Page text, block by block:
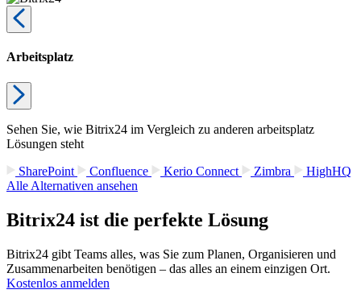
Arbeitsplatz
Sehen Sie, wie Bitrix24 im Vergleich zu anderen arbeitsplatz
Lösungen steht
SharePoint
Confluence Kerio Connect Zimbra
HighHQ
Alle Alternativen ansehen
Bitrix24 ist die perfekte Lösung
Bitrix24 gibt Teams alles, was Sie zum Planen, Organisieren und
Zusammenarbeiten benötigen – das alles an einem einzigen Ort.
Kostenlos anmelden